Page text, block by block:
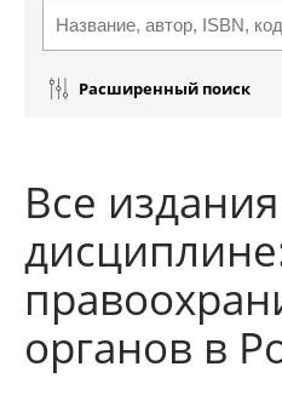
Расширенный поиск
Все
органов в